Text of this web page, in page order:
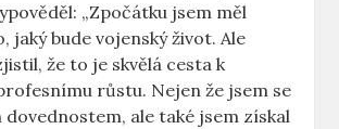
„Zpočátku jsem měl
jaký bude vojenský život. Ale
že to je skvělá cesta k
růstu. Nejen že jsem se
dovednostem, ale také jsem získal